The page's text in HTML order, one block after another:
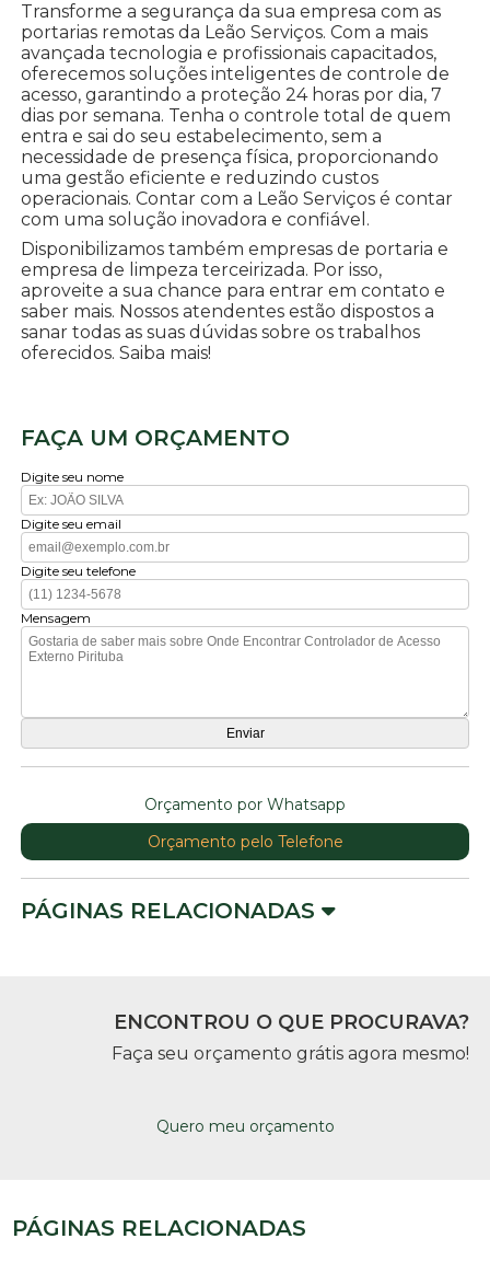
Transforme a segurança da sua empresa com as
portarias remotas da Leão Serviços. Com a mais
avançada tecnologia e profissionais capacitados,
oferecemos soluções inteligentes de controle de
acesso, garantindo a proteção 24 horas por dia, 7
dias por semana. Tenha o controle total de quem
entra e sai do seu estabelecimento, sem a
necessidade de presença física, proporcionando
uma gestão eficiente e reduzindo custos
operacionais. Contar com a Leão Serviços é contar
com uma solução inovadora e confiável.
Disponibilizamos também empresas de portaria e
empresa de limpeza terceirizada. Por isso,
aproveite a sua chance para entrar em contato e
saber mais. Nossos atendentes estão dispostos a
sanar todas as suas dúvidas sobre os trabalhos
oferecidos. Saiba mais!
FAÇA UM ORÇAMENTO
Digite seu nome
Digite seu email
Digite seu telefone
Mensagem
Orçamento por Whatsapp
Orçamento pelo Telefone
PÁGINAS RELACIONADAS
ENCONTROU O QUE PROCURAVA?
Faça seu orçamento grátis agora mesmo!
Quero meu orçamento
PÁGINAS RELACIONADAS